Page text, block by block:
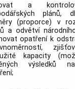
a
plánů,
(proporce) v
a odvětví
opatření k
kapacity
výsledků